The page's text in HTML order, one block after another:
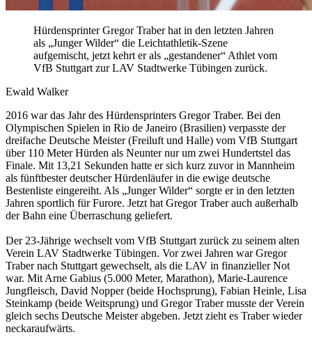
Hürdensprinter Gregor Traber hat in den letzten Jahren
als „Junger Wilder“ die Leichtathletik-Szene
aufgemischt, jetzt kehrt er als „gestandener“ Athlet vom
VfB Stuttgart zur LAV Stadtwerke Tübingen zurück.
Ewald Walker
2016 war das Jahr des Hürdensprinters Gregor Traber. Bei den
Olympischen Spielen in Rio de Janeiro (Brasilien) verpasste der
dreifache Deutsche Meister (Freiluft und Halle) vom VfB Stuttgart
über 110 Meter Hürden als Neunter nur um zwei Hundertstel das
Finale. Mit 13,21 Sekunden hatte er sich kurz zuvor in Mannheim
als fünftbester deutscher Hürdenläufer in die ewige deutsche
Bestenliste eingereiht. Als „Junger Wilder“ sorgte er in den letzten
Jahren sportlich für Furore. Jetzt hat Gregor Traber auch außerhalb
der Bahn eine Überraschung geliefert.
Der 23-Jährige wechselt vom VfB Stuttgart zurück zu seinem alten
Verein LAV Stadtwerke Tübingen. Vor zwei Jahren war Gregor
Traber nach Stuttgart gewechselt, als die LAV in finanzieller Not
war. Mit Arne Gabius (5.000 Meter, Marathon), Marie-Laurence
Jungfleisch, David Nopper (beide Hochsprung), Fabian Heinle, Lisa
Steinkamp (beide Weitsprung) und Gregor Traber musste der Verein
gleich sechs Deutsche Meister abgeben. Jetzt zieht es Traber wieder
neckaraufwärts.